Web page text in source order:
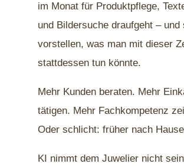
im Monat für Produktpflege,
und Bildersuche draufgeht – und
vorstellen, was man mit dieser
stattdessen tun könnte.
Mehr Kunden beraten. Mehr
tätigen. Mehr Fachkompetenz
Oder schlicht: früher nach
KI nimmt dem Juwelier nicht